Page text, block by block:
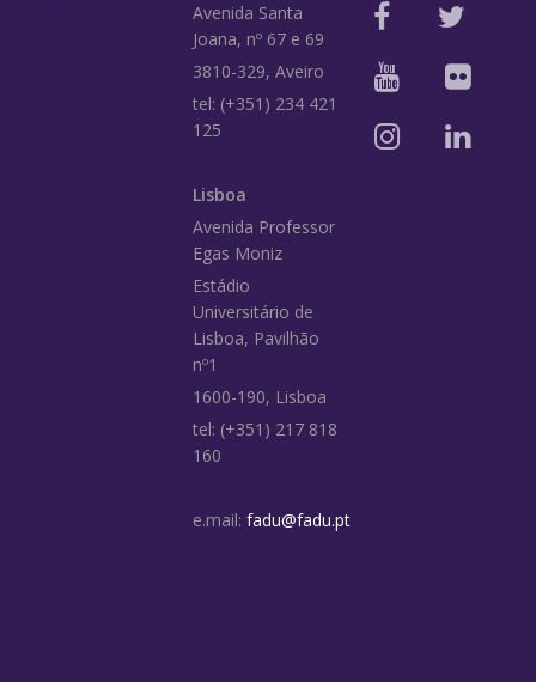
Avenida Santa
Joana, nº 67 e 69
3810-329, Aveiro
tel: (+351) 234 421
125
Lisboa
Avenida Professor
Egas Moniz
Estádio
Universitário de
Lisboa, Pavilhão
nº1
1600-190, Lisboa
tel: (+351) 217 818
160
e.mail: fadu@fadu.pt